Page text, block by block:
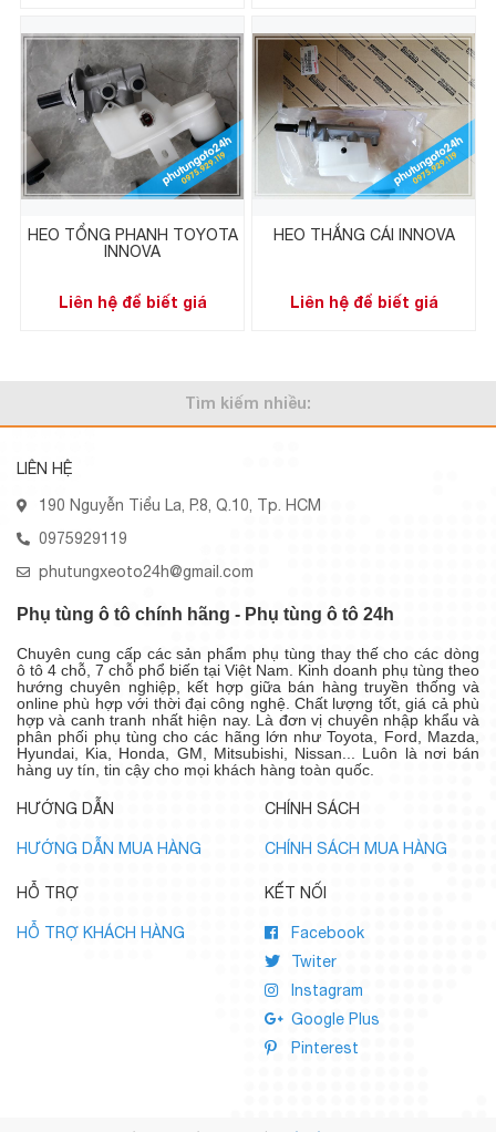
HEO TỔNG PHANH TOYOTA
INNOVA
Liên hệ để biết giá
HEO THẮNG CÁI INNOVA
Liên hệ để biết giá
Tìm kiếm nhiều:
LIÊN HỆ
190 Nguyễn Tiểu La, P.8, Q.10, Tp. HCM
0975929119
phutungxeoto24h@gmail.com
Phụ tùng ô tô chính hãng - Phụ tùng ô tô 24h
Chuyên cung cấp các sản phẩm phụ tùng thay thế cho các dòng
ô tô 4 chỗ, 7 chỗ phổ biến tại Việt Nam. Kinh doanh phụ tùng theo
hướng chuyên nghiệp, kết hợp giữa bán hàng truyền thống và
online phù hợp với thời đại công nghệ. Chất lượng tốt, giá cả phù
hợp và canh tranh nhất hiện nay. Là đơn vị chuyên nhập khẩu và
phân phối phụ tùng cho các hãng lớn như Toyota, Ford, Mazda,
Hyundai, Kia, Honda, GM, Mitsubishi, Nissan... Luôn là nơi bán
hàng uy tín, tin cậy cho mọi khách hàng toàn quốc.
HƯỚNG DẪN
HƯỚNG DẪN MUA HÀNG
CHÍNH SÁCH
CHÍNH SÁCH MUA HÀNG
HỖ TRỢ
HỖ TRỢ KHÁCH HÀNG
KẾT NỐI
Facebook
Twiter
Instagram
Google Plus
Pinterest